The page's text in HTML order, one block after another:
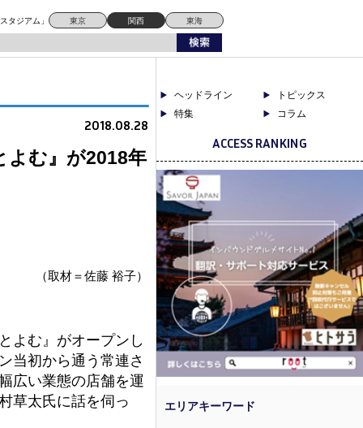
タジアム」 東京 関西 東海
2018.08.28
よむ』が2018年
（取材＝佐藤 裕子）
よむ』がオープンし
当初から通う常連さ
広い業態の店舗を運
草太氏に話を伺っ
ヘッドライン
トピックス
特集
コラム
ACCESS RANKING